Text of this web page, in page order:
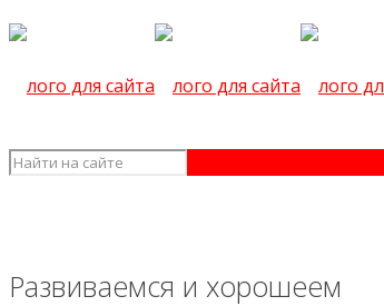
Развиваемся и хорошеем